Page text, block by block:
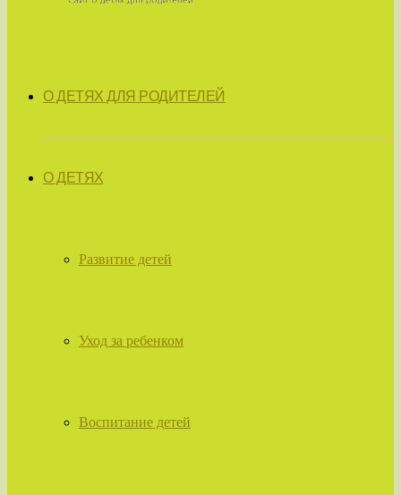
О ДЕТЯХ ДЛЯ РОДИТЕЛЕЙ
О ДЕТЯХ
Развитие детей
Уход за ребенком
Воспитание детей